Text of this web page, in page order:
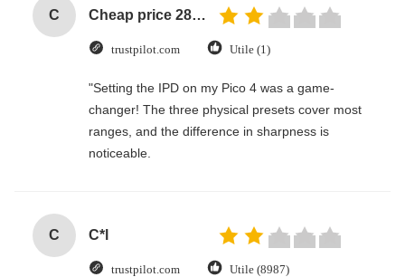
C Cheap price 28mm Aluminium Curtain Rod 1.2mm thickness with plastic final
trustpilot.com Utile (1)
"Setting the IPD on my Pico 4 was a game-
changer! The three physical presets cover most
ranges, and the difference in sharpness is
noticeable.
C C*l
trustpilot.com Utile (8987)